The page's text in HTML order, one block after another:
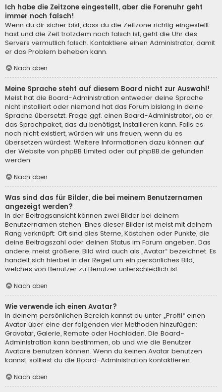
Ich habe die Zeitzone eingestellt, aber die Forenuhr geht
immer noch falsch!
Wenn du dir sicher bist, dass du die Zeitzone richtig eingestellt
hast und die Zeit trotzdem noch falsch ist, geht die Uhr des
Servers vermutlich falsch. Kontaktiere einen Administrator, damit
er das Problem beheben kann.
Nach oben
Meine Sprache steht auf diesem Board nicht zur Auswahl!
Meist hat die Board-Administration entweder deine Sprache
nicht installiert oder niemand hat das Forum bislang in deine
Sprache übersetzt. Frage ggf. einen Board-Administrator, ob er
das Sprachpaket, das du benötigst, installieren kann. Falls es
noch nicht existiert, würden wir uns freuen, wenn du es
übersetzen würdest. Weitere Informationen dazu können auf
der Website von phpBB Limited oder auf phpBB.de gefunden
werden.
Nach oben
Was sind das für Bilder, die bei meinem Benutzernamen
angezeigt werden?
In der Beitragsansicht können zwei Bilder bei deinem
Benutzernamen stehen. Eines dieser Bilder ist meist mit deinem
Rang verknüpft: Oft sind dies Sterne, Kästchen oder Punkte, die
deine Beitragszahl oder deinen Status im Forum angeben. Das
andere, meist größere, Bild wird auch als „Avatar“ bezeichnet. Es
handelt sich hierbei in der Regel um ein persönliches Bild,
welches von Benutzer zu Benutzer unterschiedlich ist.
Nach oben
Wie verwende ich einen Avatar?
In deinem persönlichen Bereich kannst du unter „Profil“ einen
Avatar über eine der folgenden vier Methoden hinzufügen:
Gravatar, Galerie, Remote oder Hochladen. Die Board-
Administration kann bestimmen, ob und wie die Benutzer
Avatare benutzen können. Wenn du keinen Avatar benutzen
kannst, solltest du die Board-Administration kontaktieren.
Nach oben